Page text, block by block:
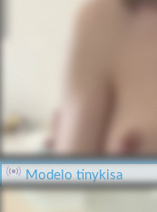
Modelo tinykisa